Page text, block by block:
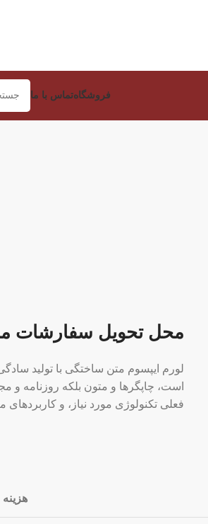
فروشگاهتماس با ما
محل تحویل سفارشات
لورم ایپسوم متن ساختگی با تولید
است، چاپگرها و متون بلکه روزنامه
فعلی تکنولوژی مورد نیاز، و کاربردهای
هزینه